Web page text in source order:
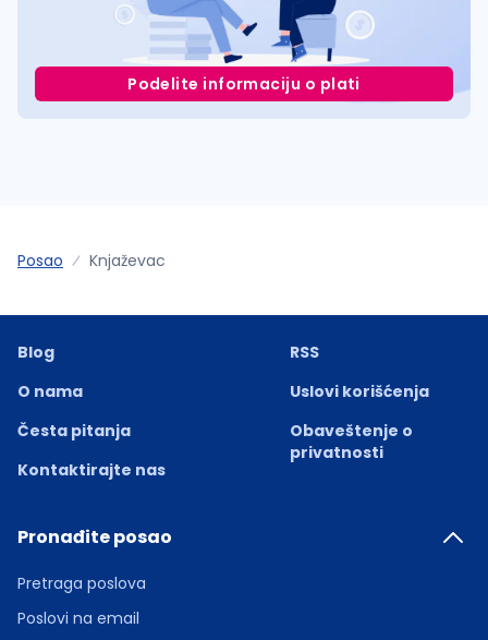
Podelite informaciju o plati
Posao Knjaževac
Blog
O nama
Česta pitanja
Kontaktirajte nas
RSS
Uslovi korišćenja
Obaveštenje o
privatnosti
Pronađite posao
Pretraga poslova
Poslovi na email